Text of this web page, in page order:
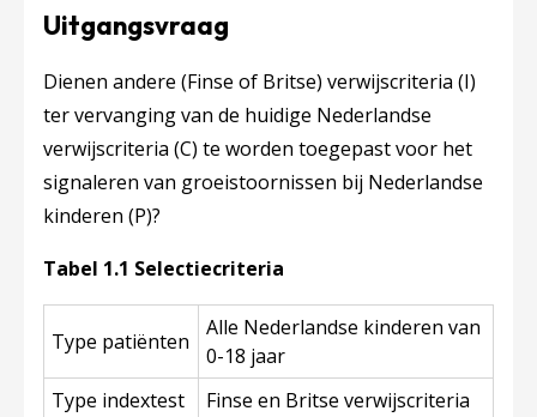
Uitgangsvraag
Dienen andere (Finse of Britse) verwijscriteria (I)
ter vervanging van de huidige Nederlandse
verwijscriteria (C) te worden toegepast voor het
signaleren van groeistoornissen bij Nederlandse
kinderen (P)?
Tabel 1.1 Selectiecriteria
Type patiënten
Alle Nederlandse kinderen van
0-18 jaar
Type indextest
Finse en Britse verwijscriteria